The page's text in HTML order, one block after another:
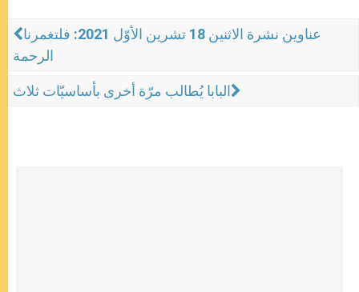
عناوين نشرة الاثنين 18 تشرين الأوّل 2021: فلتغمرنا
الرحمة
البابا يُطالب مرّة أخرى بأساسيّات ثلاث